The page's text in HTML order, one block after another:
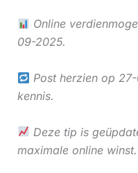
Online
09-2025.
Post herzien op
kennis.
Deze tip is
maximale online winst.